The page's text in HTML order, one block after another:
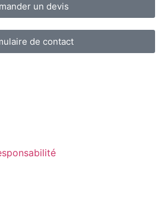
un devis
de contact